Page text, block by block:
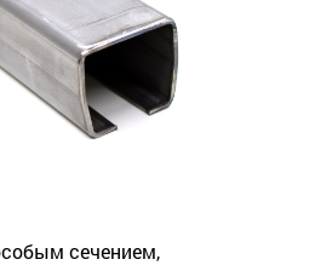
сечением,